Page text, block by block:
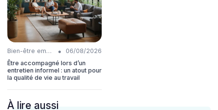
Bien-être employés •
06/08/2026
Être accompagné lors d’un
entretien informel : un atout pour
la qualité de vie au travail
À lire aussi